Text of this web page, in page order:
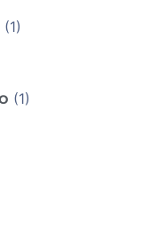
(1)
(1)